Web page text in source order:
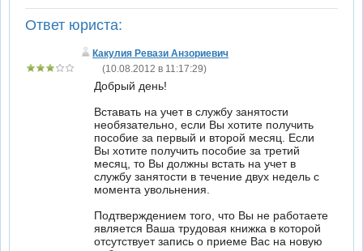
Ответ юриста:
Какулия Ревази Анзориевич
(10.08.2012 в 11:17:29)
Добрый день!
Вставать на учет в службу занятости
необязательно, если Вы хотите получить
пособие за первый и второй месяц. Если
Вы хотите получить пособие за третий
месяц, то Вы должны встать на учет в
службу занятости в течение двух недель с
момента увольнения.
Подтверждением того, что Вы не работаете
является Ваша трудовая книжка в которой
отсутствует запись о приеме Вас на новую